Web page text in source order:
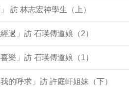
訪 林志宏神學生（上）
過」訪 石瑛傳道娘（2）
樂」訪 石瑛傳道娘（1）
的呼求」訪 許庭軒姐妹（下）